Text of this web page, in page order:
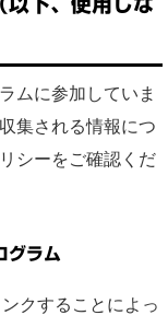
以下、使用しな
ムに参加していま
集される情報につ
シーをご確認くだ
ラム
クすることによっ